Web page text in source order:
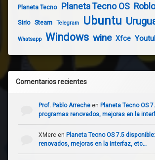
Planeta Tecno Planeta Tecno OS
Sirio Steam Telegram Ubuntu
Whatsapp Windows wine Xfce
Comentarios recientes
Prof. Pablo Arrecheen Planeta Tecno OS
programas renovados, mejoras en la
XMercen Planeta Tecno OS 7.5
renovados, mejoras en la interfaz, etc…